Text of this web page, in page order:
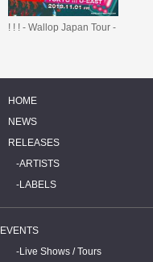
! ! ! - Wallop Japan Tour -
HOME
NEWS
RELEASES
ARTISTS
LABELS
EVENTS
Live Shows / Tours